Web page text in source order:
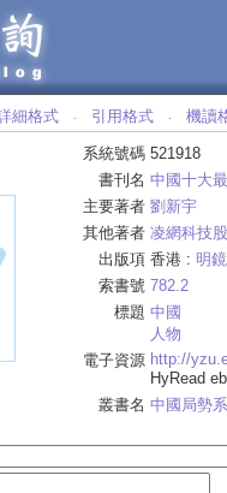
細格式 ‧ 引用格式 ‧ 機讀
系統號碼 521918
書刊名 中國十大
主要著者 劉新宇
其他著者 凌網科技
出版項 香港 : 明
索書號 782.2
標題 中國
人物
電子資源 http://
HyRead
叢書名 中國局勢